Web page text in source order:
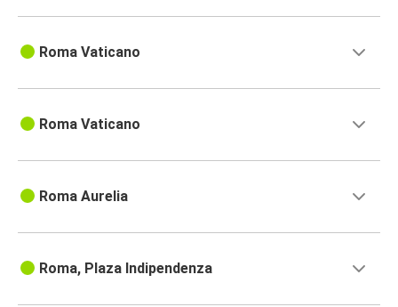
Roma Vaticano
Roma Vaticano
Roma Aurelia
Roma, Plaza Indipendenza